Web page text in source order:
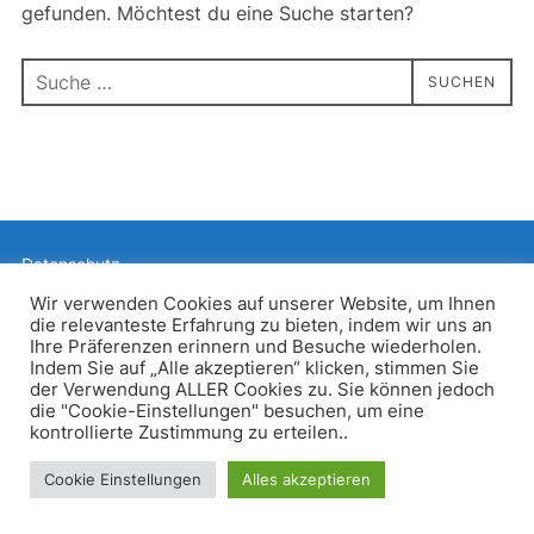
gefunden. Möchtest du eine Suche starten?
Suchen
nach:
SUCHEN
Datenschutz
Inspiro WordPress Theme von WPZOOM
Wir verwenden Cookies auf unserer Website, um Ihnen
die relevanteste Erfahrung zu bieten, indem wir uns an
Ihre Präferenzen erinnern und Besuche wiederholen.
Indem Sie auf „Alle akzeptieren“ klicken, stimmen Sie
der Verwendung ALLER Cookies zu. Sie können jedoch
die "Cookie-Einstellungen" besuchen, um eine
kontrollierte Zustimmung zu erteilen..
Cookie Einstellungen Alles akzeptieren